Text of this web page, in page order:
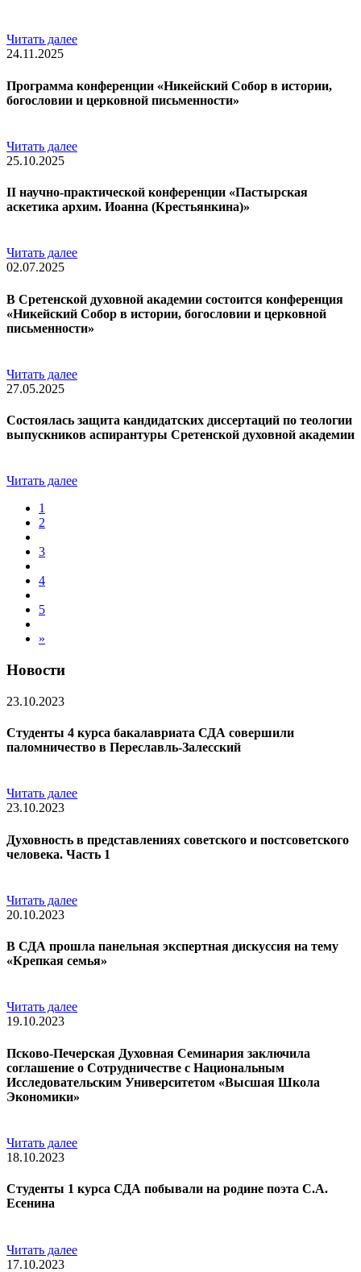
Читать далее
24.11.2025
Программа конференции «Никейский Собор в истории,
богословии и церковной письменности»
Читать далее
25.10.2025
II научно-практической конференции «Пастырская
аскетика архим. Иоанна (Крестьянкина)»
Читать далее
02.07.2025
В Сретенской духовной академии состоится конференция
«Никейский Собор в истории, богословии и церковной
письменности»
Читать далее
27.05.2025
Состоялась защита кандидатских диссертаций по теологии
выпускников аспирантуры Сретенской духовной академии
Читать далее
1
2
3
4
5
»
Новости
23.10.2023
Студенты 4 курса бакалавриата СДА совершили
паломничество в Переславль-Залесский
Читать далее
23.10.2023
Духовность в представлениях советского и постсоветского
человека. Часть 1
Читать далее
20.10.2023
В СДА прошла панельная экспертная дискуссия на тему
«Крепкая семья»
Читать далее
19.10.2023
Псково-Печерская Духовная Семинария заключила
соглашение о Сотрудничестве с Национальным
Исследовательским Университетом «Высшая Школа
Экономики»
Читать далее
18.10.2023
Студенты 1 курса СДА побывали на родине поэта С.А.
Есенина
Читать далее
17.10.2023